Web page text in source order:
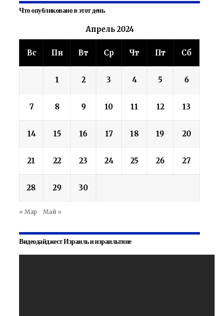
Что опубликовано в этот день
Апрель 2024
Вс Пн Вт Ср Чт Пт Сб
1 2 3 4 5 6
7 8 9 10 11 12 13
14 15 16 17 18 19 20
21 22 23 24 25 26 27
28 29 30
« Мар Май »
Видеодайджест Израиль и израильтяне